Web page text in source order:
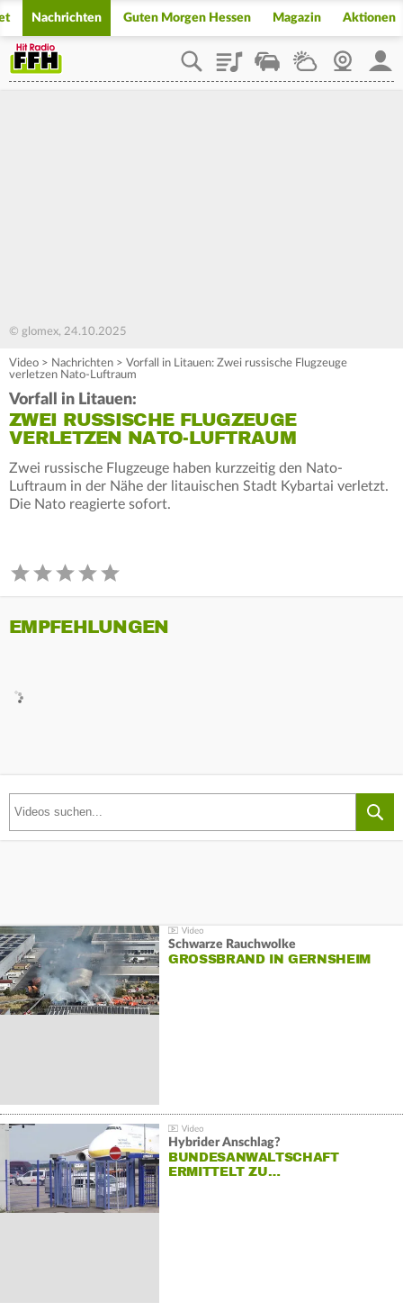
Nachrichten Guten Morgen Hessen Magazin Aktionen
PlaylistStaupilotWetterWebcam
© glomex, 24.10.2025
Video > Nachrichten > Vorfall in Litauen: Zwei russische Flugzeuge
verletzen Nato-Luftraum
Vorfall in Litauen:
ZWEI RUSSISCHE FLUGZEUGE
VERLETZEN NATO-LUFTRAUM
Zwei russische Flugzeuge haben kurzzeitig den Nato-
Luftraum in der Nähe der litauischen Stadt Kybartai verletzt.
Die Nato reagierte sofort.
EMPFEHLUNGEN
Schwarze Rauchwolke
GROSSBRAND IN GERNSHEIM
Hybrider Anschlag?
BUNDESANWALTSCHAFT
ERMITTELT ZU…